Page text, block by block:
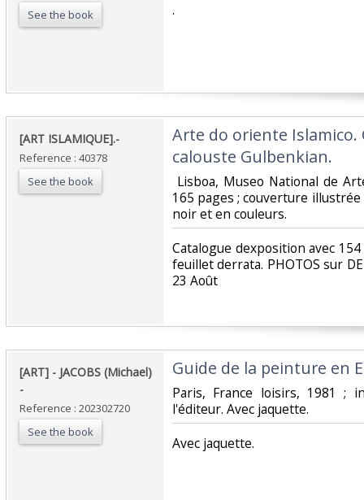
See the book
‎.‎
‎[ART ISLAMIQUE].-‎
Reference : 40378
See the book
‎Arte do oriente Islamico.
calouste Gulbenkian.‎
Lisboa, Museo National de
165 pages ; couverture
noir et en couleurs. ‎
‎Catalogue dexposition avec
feuillet derrata. PHOTOS sur
23 Août‎
‎[ART] - JACOBS (Michael)
- ‎
Reference : 202302720
See the book
‎Guide de la peinture en
‎Paris, France loisirs, 1981 ;
l'éditeur. Avec jaquette.‎
‎Avec jaquette.‎